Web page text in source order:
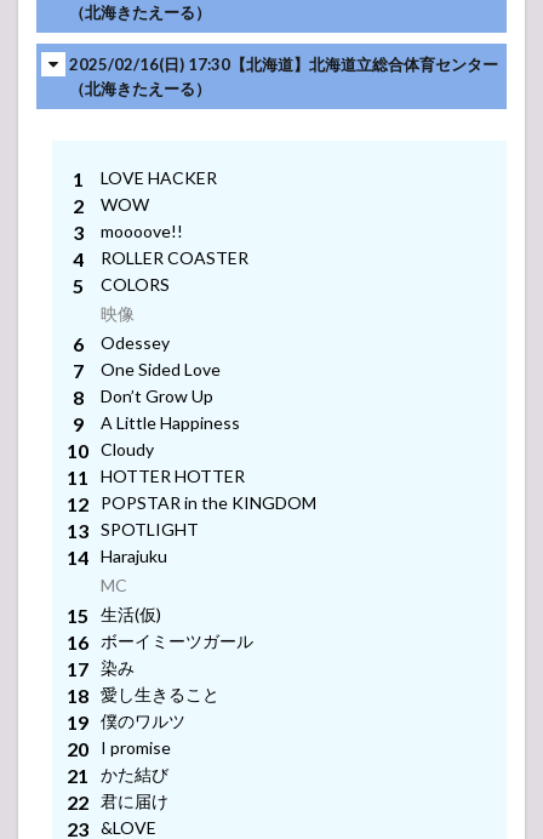
-アンコール-
映像
映像
-アンコール-
映像
映像
-アンコール-
映像
-アンコール-
MC
映像
-アンコール-
映像
-アンコール-
映像
-アンコール-
映像
-アンコール-
映像
MC
映像
-アンコール-
映像
MC
映像
-アンコール-
MC
映像
（北海きたえーる）
映像
MC
2025/02/16(日) 17:30【北海道】北海道立総合体育センター
（北海きたえーる）
LOVE HACKER
WOW
moooove!!
ROLLER COASTER
COLORS
映像
Odessey
One Sided Love
Don’t Grow Up
A Little Happiness
Cloudy
HOTTER HOTTER
POPSTAR in the KINGDOM
SPOTLIGHT
Harajuku
MC
生活(仮)
ボーイミーツガール
染み
愛し生きること
僕のワルツ
I promise
かた結び
君に届け
&LOVE